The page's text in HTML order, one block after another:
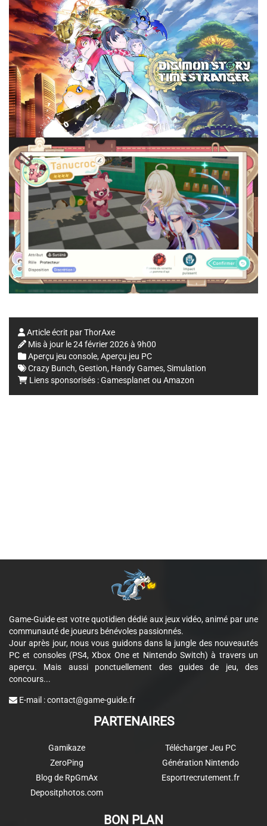
Article écrit parThorAxe
Mis à jour le24 février 2026 à 9h00
Aperçu jeu console, Aperçu jeu PC
Crazy Bunch, Gestion, Handy Games, Simulation
Liens sponsorisés :Gamesplanet ou Amazon
Game-Guide est votre quotidien dédié aux jeux vidéo, animé par une
communauté de joueurs bénévoles passionnés.
Jour après jour, nous vous guidons dans la jungle des nouveautés
PC et consoles (PS4, Xbox One et Nintendo Switch) à travers un
aperçu. Mais aussi ponctuellement des guides de jeu, des
concours...
E-mail :contact@game-guide.fr
PARTENAIRES
Gamikaze
ZeroPing
Blog de RpGmAx
Depositphotos.com
Télécharger Jeu PC
Génération Nintendo
Esportrecrutement.fr
BON PLAN